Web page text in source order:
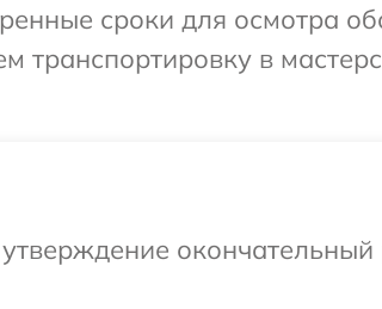
сроки для осмотра
транспортировку в
окончательный